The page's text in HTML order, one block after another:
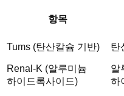
항목
Tums (탄산칼슘 기반) 탄
Renal-K (알루미늄
하이드록사이드)
알
하